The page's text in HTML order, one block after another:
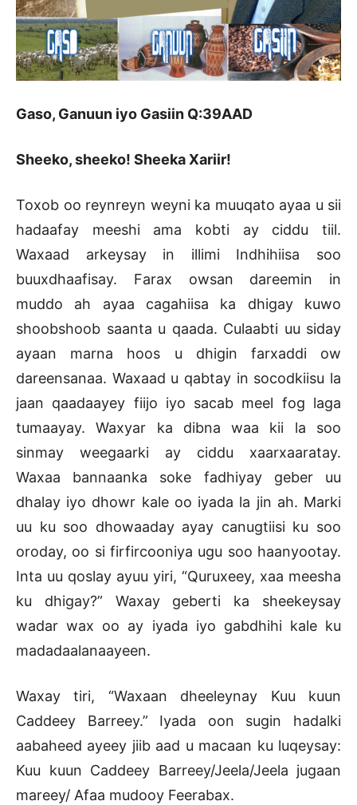
Gaso, Ganuun iyo Gasiin Q:39AAD
Sheeko, sheeko! Sheeka Xariir!
Toxob oo reynreyn weyni ka muuqato ayaa u sii
hadaafay meeshi ama kobti ay ciddu tiil.
Waxaad arkeysay in illimi Indhihiisa soo
buuxdhaafisay. Farax owsan dareemin in
muddo ah ayaa cagahiisa ka dhigay kuwo
shoobshoob saanta u qaada. Culaabti uu siday
ayaan marna hoos u dhigin farxaddi ow
dareensanaa. Waxaad u qabtay in socodkiisu la
jaan qaadaayey fiijo iyo sacab meel fog laga
tumaayay. Waxyar ka dibna waa kii la soo
sinmay weegaarki ay ciddu xaarxaaratay.
Waxaa bannaanka soke fadhiyay geber uu
dhalay iyo dhowr kale oo iyada la jin ah. Marki
uu ku soo dhowaaday ayay canugtiisi ku soo
oroday, oo si firfircooniya ugu soo haanyootay.
Inta uu qoslay ayuu yiri, “Quruxeey, xaa meesha
ku dhigay?” Waxay geberti ka sheekeysay
wadar wax oo ay iyada iyo gabdhihi kale ku
madadaalanaayeen.
Waxay tiri, “Waxaan dheeleynay Kuu kuun
Caddeey Barreey.” Iyada oon sugin hadalki
aabaheed ayeey jiib aad u macaan ku luqeysay:
Kuu kuun Caddeey Barreey/Jeela/Jeela jugaan
mareey/ Afaa mudooy Feerabax.